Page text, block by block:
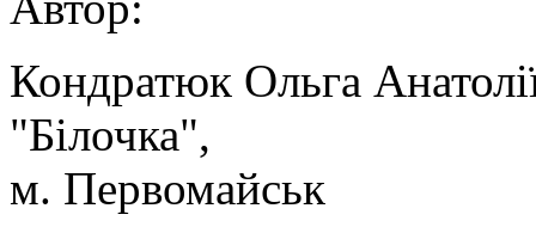
Кондратюк Ольга
"Білочка",
м. Первомайськ